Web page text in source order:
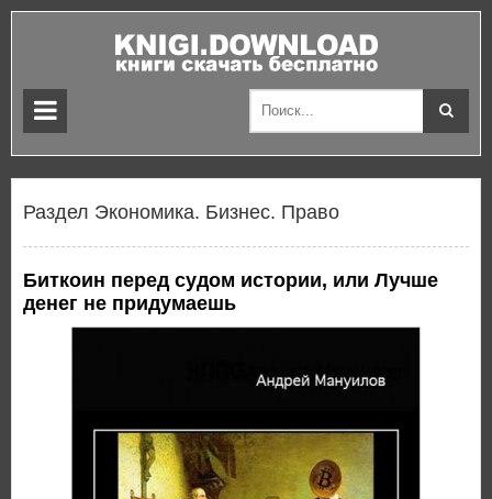
Раздел Экономика. Бизнес. Право
Биткоин перед судом истории, или Лучше
денег не придумаешь